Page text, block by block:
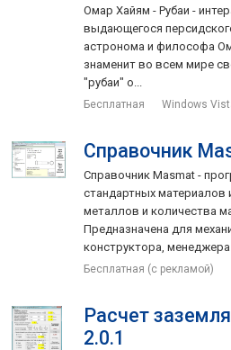
Омар Хайям - Рубаи -
выдающегося
астронома и философа
знаменит во всем мире
"рубаи" о...
Бесплатная Windows
Справочник
Справочник Masmat -
стандартных
металлов и количества
Предназначена для
конструктора, менеджера
Бесплатная (с рекламой)
Расчет
2.0.1